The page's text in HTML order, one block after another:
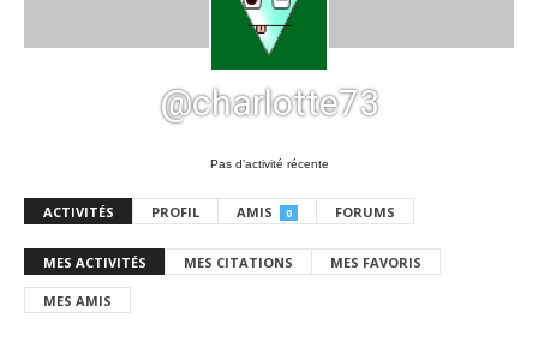
@charlotte73
Pas d’activité récente
ACTIVITÉS PROFIL AMIS 0 FORUMS
MES ACTIVITÉS MES CITATIONS MES FAVORIS
MES AMIS